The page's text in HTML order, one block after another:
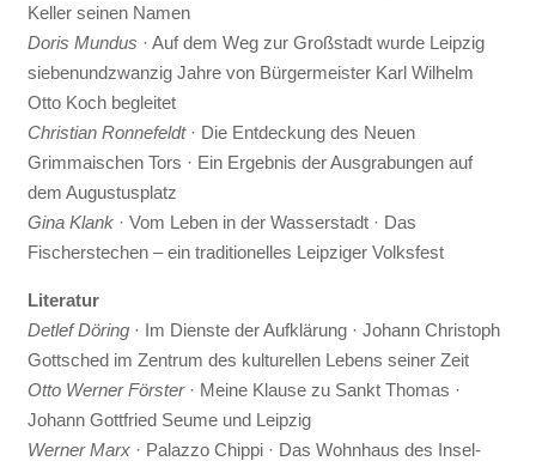
Keller seinen Namen
Doris Mundus · Auf dem Weg zur Großstadt wurde Leipzig
siebenundzwanzig Jahre von Bürgermeister Karl Wilhelm
Otto Koch begleitet
Christian Ronnefeldt· Die Entdeckung des Neuen
Grimmaischen Tors · Ein Ergebnis der Ausgrabungen auf
dem Augustusplatz
Gina Klank· Vom Leben in der Wasserstadt · Das
Fischerstechen – ein traditionelles Leipziger Volksfest
Literatur
Detlef Döring· Im Dienste der Aufklärung · Johann Christoph
Gottsched im Zentrum des kulturellen Lebens seiner Zeit
Otto Werner Förster· Meine Klause zu Sankt Thomas ·
Johann Gottfried Seume und Leipzig
Werner Marx· Palazzo Chippi · Das Wohnhaus des Insel-